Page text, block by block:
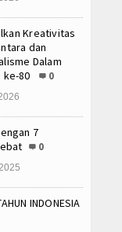
Kreativitas
dan
Dalam
ke-80
0
7
0
INDONESIA